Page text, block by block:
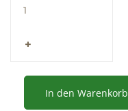
In den Warenkorb